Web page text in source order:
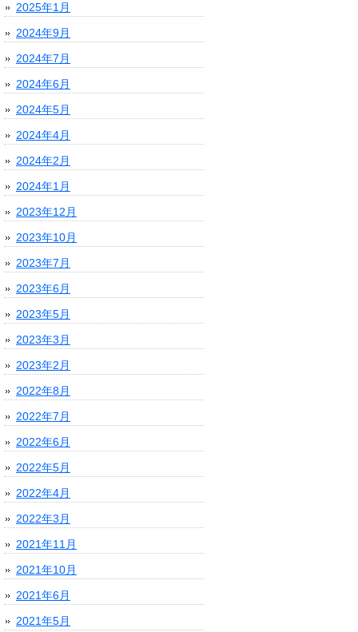
2025年1月
2024年9月
2024年7月
2024年6月
2024年5月
2024年4月
2024年2月
2024年1月
2023年12月
2023年10月
2023年7月
2023年6月
2023年5月
2023年3月
2023年2月
2022年8月
2022年7月
2022年6月
2022年5月
2022年4月
2022年3月
2021年11月
2021年10月
2021年6月
2021年5月